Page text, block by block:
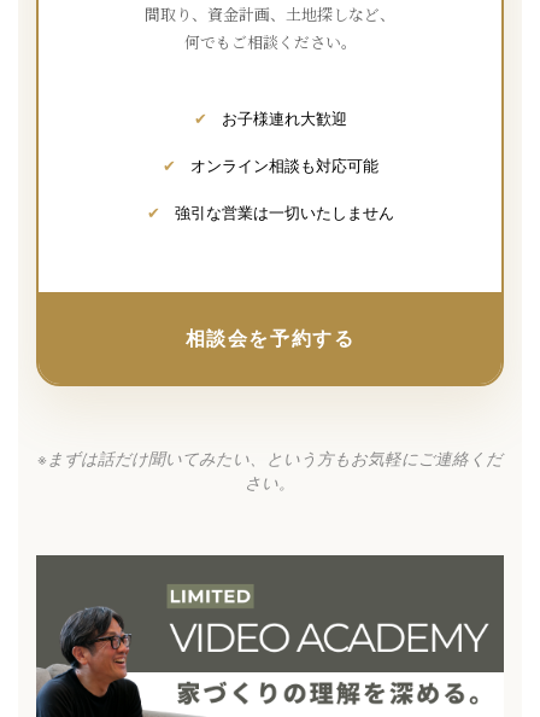
間取り、資金計画、土地探しなど、
何でもご相談ください。
✔ お子様連れ大歓迎
✔ オンライン相談も対応可能
✔ 強引な営業は一切いたしません
相談会を予約する
※まずは話だけ聞いてみたい、という方もお気軽にご連絡くだ
さい。